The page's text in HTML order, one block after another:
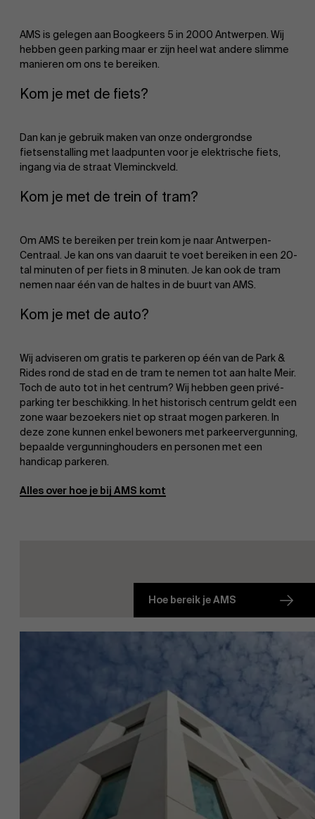
Duurzaamheid op AMS
Partners
Evenementen
Nieuws
Werken bij AMS
AMS is gelegen aan Boogkeers 5 in 2000 Antwerpen. Wij
hebben geen parking maar er zijn heel wat andere slimme
manieren om ons te bereiken.
Kom je met de fiets?
Dan kan je gebruik maken van onze ondergrondse
fietsenstalling met laadpunten voor je elektrische fiets,
ingang via de straat Vleminckveld.
Kom je met de trein of tram?
Om AMS te bereiken per trein kom je naar Antwerpen-
Centraal. Je kan ons van daaruit te voet bereiken in een 20-
tal minuten of per fiets in 8 minuten. Je kan ook de tram
nemen naar één van de haltes in de buurt van AMS.
Kom je met de auto?
Wij adviseren om gratis te parkeren op één van de Park &
Rides rond de stad en de tram te nemen tot aan halte Meir.
Toch de auto tot in het centrum? Wij hebben geen privé-
parking ter beschikking. In het historisch centrum geldt een
zone waar bezoekers niet op straat mogen parkeren. In
deze zone kunnen enkel bewoners met parkeervergunning,
bepaalde vergunninghouders en personen met een
handicap parkeren.
Alles over hoe je bij AMS komt
Hoe bereik je AMS